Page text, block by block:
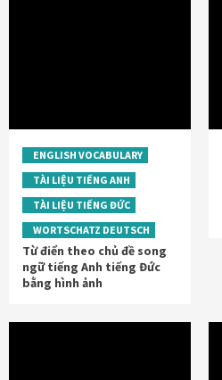
ENGLISH VOCABULARY
TÀI LIỆU TIẾNG ANH
TÀI LIỆU TIẾNG ĐỨC
WORTSCHATZ DEUTSCH
Từ điển theo chủ đề song
ngữ tiếng Anh tiếng Đức
bằng hình ảnh